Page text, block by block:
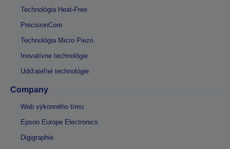
Technológia Heat-Free
PrecisionCore
Technológia Micro Piezo
Inovatívne technológie
Udržateľné technológie
Company
Web výkonného tímu
Epson Europe Electronics
Digigraphie